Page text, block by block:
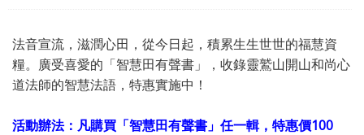
法音宣流，滋潤心田，從今日起，積累生生世世的福慧資
糧。廣受喜愛的「智慧田有聲書」，收錄靈鷲山開山和尚心
道法師的智慧法語，特惠實施中！
活動辦法：凡購買「智慧田有聲書」任一輯，特惠價100